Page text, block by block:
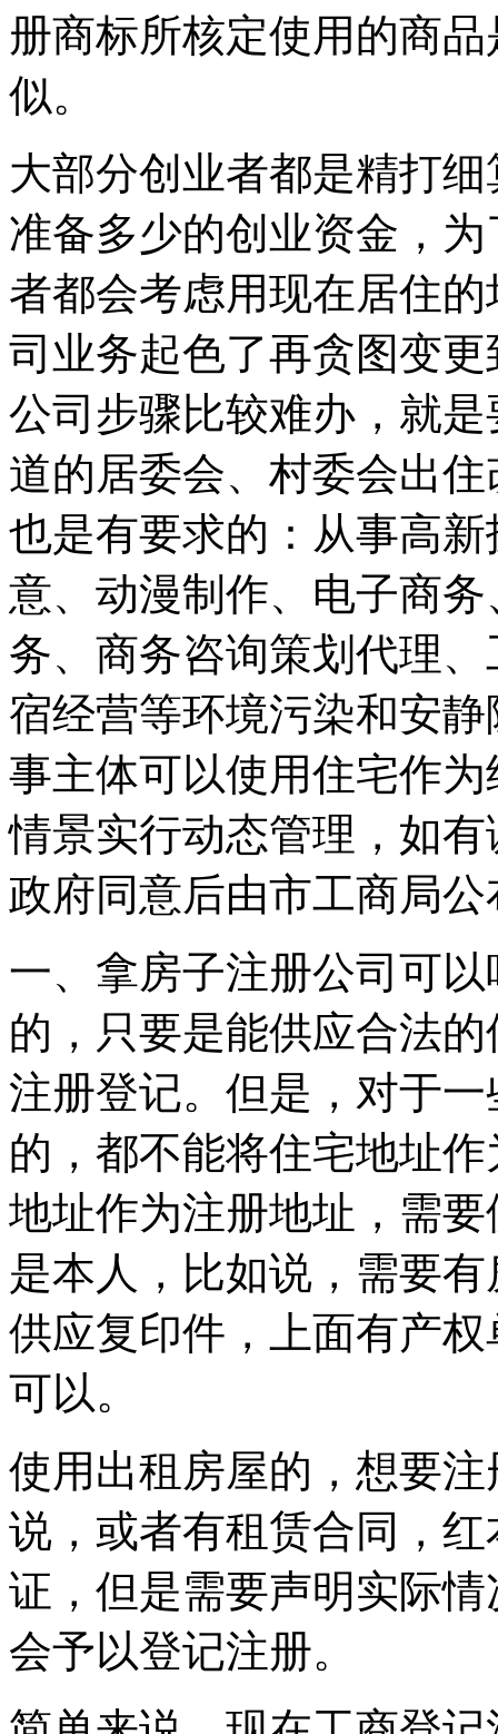
册商标所核定使用的商
似。
大部分创业者都是精打
准备多少的创业资金，
者都会考虑用现在居住
司业务起色了再贪图变
公司步骤比较难办，就
道的居委会、村委会出
也是有要求的：从事高
意、动漫制作、电子商
务、商务咨询策划代理
宿经营等环境污染和安
事主体可以使用住宅作
情景实行动态管理，如
政府同意后由市工商局公
一、拿房子注册公司可
的，只要是能供应合法
注册登记。但是，对于
的，都不能将住宅地址
地址作为注册地址，需
是本人，比如说，需要
供应复印件，上面有产
可以。
使用出租房屋的，想要
说，或者有租赁合同，
证，但是需要声明实际
会予以登记注册。